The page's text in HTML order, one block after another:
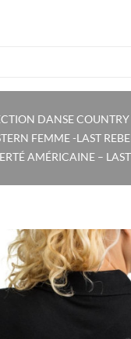
DANSE
FEMME -LAST
AMÉRICAINE – LAST